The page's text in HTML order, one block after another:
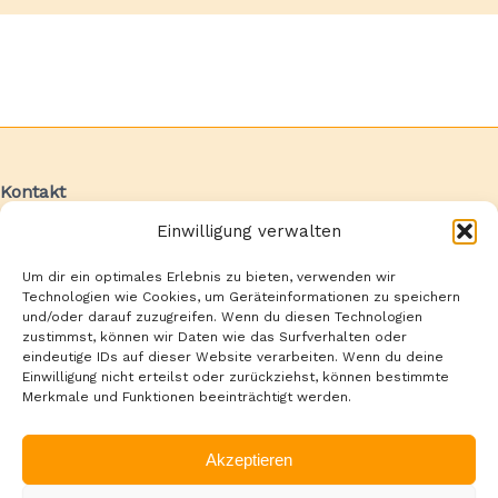
Einwilligung verwalten
Um dir ein optimales Erlebnis zu bieten, verwenden wir
Technologien wie Cookies, um Geräteinformationen zu speichern
und/oder darauf zuzugreifen. Wenn du diesen Technologien
zustimmst, können wir Daten wie das Surfverhalten oder
eindeutige IDs auf dieser Website verarbeiten. Wenn du deine
Einwilligung nicht erteilst oder zurückziehst, können bestimmte
Merkmale und Funktionen beeinträchtigt werden.
Akzeptieren
Kontakt
HdV Handwerker des Vertrauens GmbH,
02241 – 89 54 150
info@h-d-v.de
Impressum